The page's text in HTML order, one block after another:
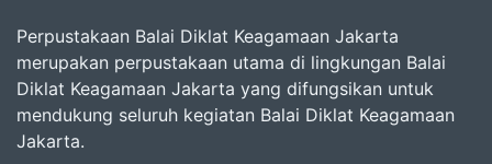
Perpustakaan Balai Diklat Keagamaan Jakarta
merupakan perpustakaan utama di lingkungan Balai
Diklat Keagamaan Jakarta yang difungsikan untuk
mendukung seluruh kegiatan Balai Diklat Keagamaan
Jakarta.